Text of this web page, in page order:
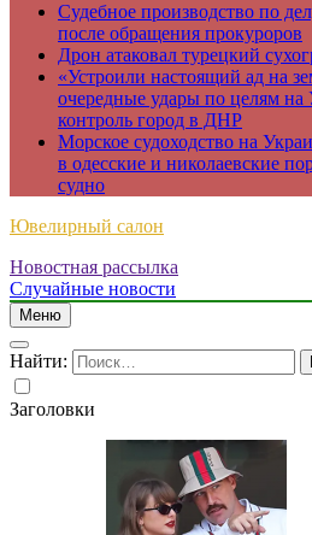
Судебное производство по
после обращения прокуроров
Дрон атаковал турецкий
«Устроили настоящий ад на
очередные удары по целям на
контроль город в ДНР
Морское судоходство на
в одесские и николаевские
судно
Ювелирный салон
Новостная рассылка
Случайные новости
Меню
Найти:
Заголовки